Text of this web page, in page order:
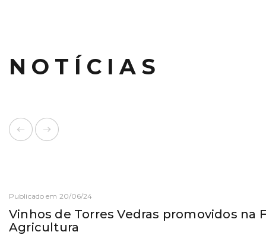
NOTÍCIAS
Publicado em 20/06/24
Vinhos de Torres Vedras promovidos na
Agricultura